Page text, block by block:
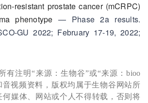
resistant prostate cancer (mCRPC)
phenotype — Phase 2a results.
GU 2022; February 17-19, 2022;
有注明“来源：生物谷”或“来源：bioo
音视频资料，版权均属于生物谷网站所
何媒体、网站或个人不得转载，否则将